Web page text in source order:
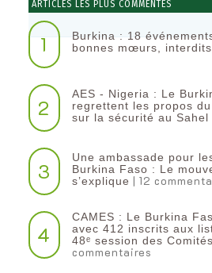
ARTICLES LES PLUS COMMENTÉS
1
Burkina : 18
bonnes mœurs, interdits
2
AES - Nigeria : Le
regrettent les propos
sur la sécurité au Sahel
3
Une ambassade pour
Burkina Faso : Le
s’explique | 12
4
CAMES : Le Burkina
avec 412 inscrits aux
48ᵉ session des
commentaires